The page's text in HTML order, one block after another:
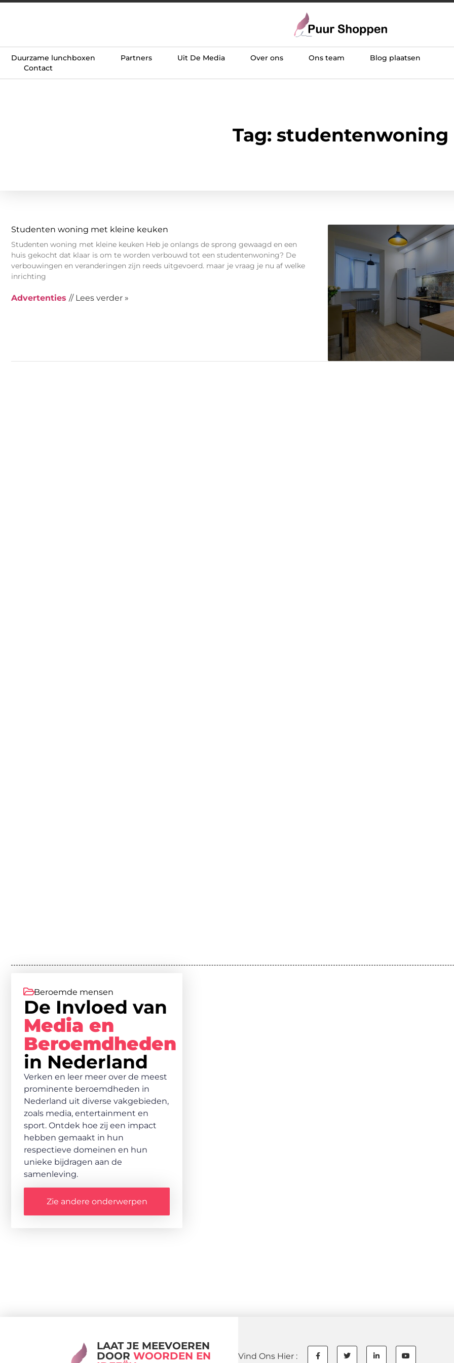
Duurzame lunchboxen Partners Uit De Media Over ons Ons team
Blog plaatsen
Contact
Tag: studentenwoning
Studenten woning met kleine keuken
Studenten woning met kleine keuken Heb je onlangs de sprong gewaagd en een
huis gekocht dat klaar is om te worden verbouwd tot een studentenwoning? De
verbouwingen en veranderingen zijn reeds uitgevoerd. maar je vraag je nu af welke
inrichting
Advertenties // Lees verder »
Beroemde mensen
De Invloed van
Media en
Beroemdheden
in Nederland
Verken en leer meer over de meest
prominente beroemdheden in
Nederland uit diverse vakgebieden,
zoals media, entertainment en
sport. Ontdek hoe zij een impact
hebben gemaakt in hun
respectieve domeinen en hun
unieke bijdragen aan de
samenleving.
Zie andere onderwerpen
LAAT JE MEEVOEREN
DOOR WOORDEN EN
Vind Ons Hier :